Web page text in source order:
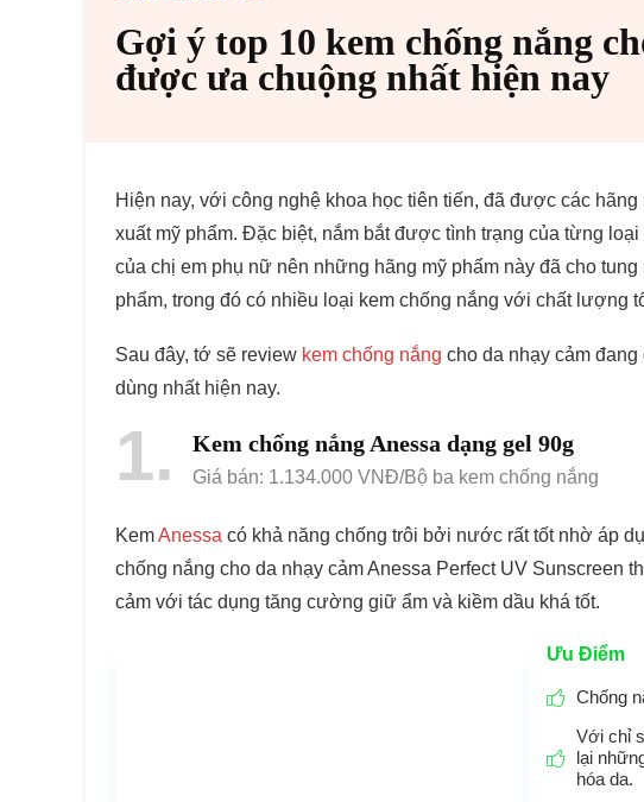
Gợi ý top 10 kem chống nắng
được ưa chuộng nhất hiện nay
Hiện nay, với công nghệ khoa học tiên tiến, đã được các
xuất mỹ phẩm. Đặc biệt, nắm bắt được tình trạng của từng
của chị em phụ nữ nên những hãng mỹ phẩm này đã cho
phẩm, trong đó có nhiều loại kem chống nắng với chất lượng
Sau đây, tớ sẽ review kem chống nắng cho da nhạy cảm
dùng nhất hiện nay.
1 Kem chống nắng Anessa dạng gel 90g
Giá bán: 1.134.000 VNĐ/Bộ ba kem chống nắng
KemAnessa có khả năng chống trôi bởi nước rất tốt nhờ áp
chống nắng cho da nhạy cảm Anessa Perfect UV Sunscreen
cảm với tác dụng tăng cường giữ ẩm và kiềm dầu khá tốt.
Ưu Điểm
Chống
Với chỉ
lại
hóa da.